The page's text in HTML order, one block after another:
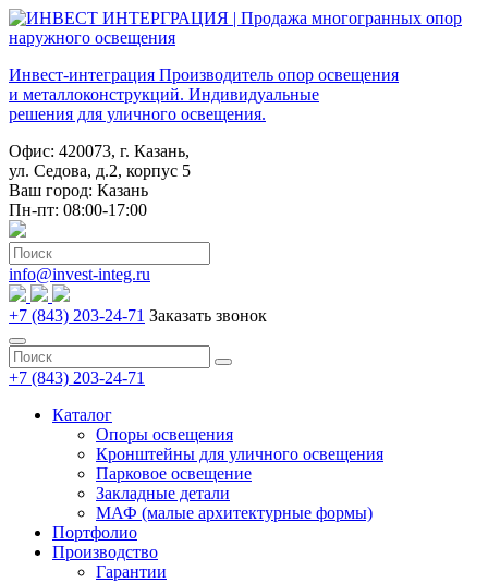
Инвест-интеграция Производитель опор освещения
и металлоконструкций. Индивидуальные
решения для уличного освещения.
Офис: 420073, г. Казань,
ул. Седова, д.2, корпус 5
Ваш город: Казань
Пн-пт: 08:00-17:00
info@invest-integ.ru
+7 (843) 203-24-71 Заказать звонок
+7 (843) 203-24-71
Каталог
Опоры освещения
Кронштейны для уличного освещения
Парковое освещение
Закладные детали
МАФ (малые архитектурные формы)
Портфолио
Производство
Гарантии